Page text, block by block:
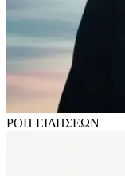
ΡΟΗ ΕΙΔΗΣΕΩΝ